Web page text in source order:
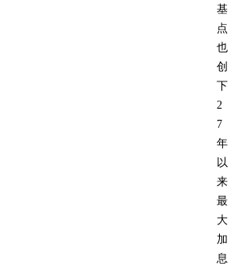
基
点
也
创
下
2
7
年
以
来
最
大
加
息